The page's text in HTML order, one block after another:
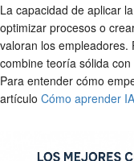
La capacidad de aplicar
optimizar procesos o
valoran los
combine teoría sólida
Para entender cómo
artículo Cómo aprender